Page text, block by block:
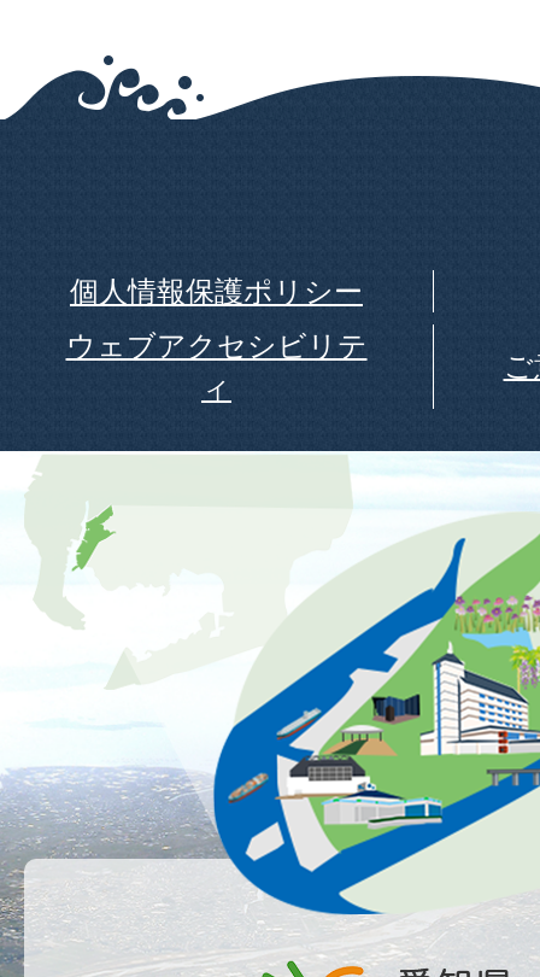
個人情報保護ポリシー
ウェブアクセシビリテ
ィ